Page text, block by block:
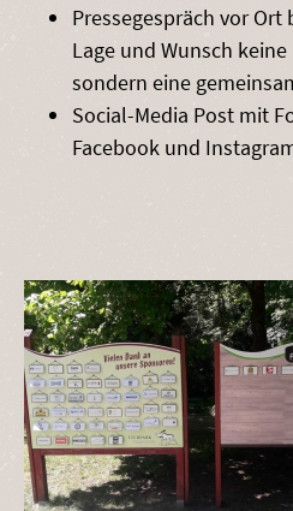
Pressegespräch vor Ort
Lage und Wunsch
sondern eine
Social-Media Post mit
Facebook und